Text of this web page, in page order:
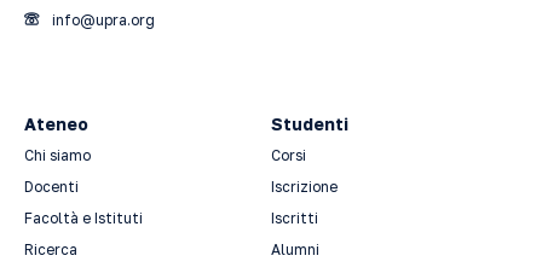
info@upra.org
Ateneo
Chi siamo
Docenti
Facoltà e Istituti
Ricerca
Studenti
Corsi
Iscrizione
Iscritti
Alumni